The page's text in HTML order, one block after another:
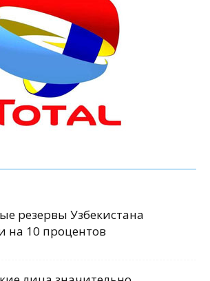
резервы Узбекистана
на 10 процентов